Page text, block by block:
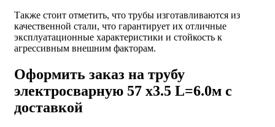
Также стоит отметить, что трубы изготавливаются из
качественной стали, что гарантирует их отличные
эксплуатационные характеристики и стойкость к
агрессивным внешним факторам.
Оформить заказ на трубу
электросварную 57 х3.5 L=6.0м с
доставкой